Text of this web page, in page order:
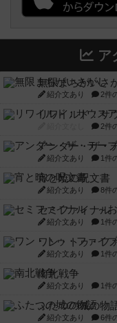
ア
無限まちがいさ
紹介文あり 2件
リワイルド：サ
2件
アンダー・ザ・
紹介文あり 1件
宵と暁の呪文書
紹介文あり 8件
セミファイナル
紹介文あり 1件
ワン・トゥ・フ
紹介文あり 1件
南北戦争
紹介文あり 1件
ふたつの城の物
紹介文あり 6件